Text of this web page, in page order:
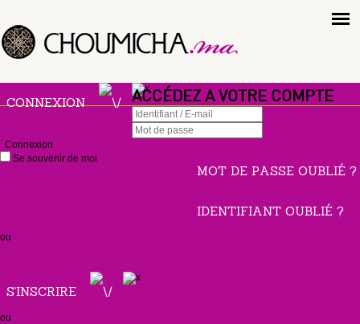
CONNEXION ACCÉDEZ A VOTRE COMPTE
Connexion
Se souvenir de moi
MOT DE PASSE OUBLIÉ ?
IDENTIFIANT OUBLIÉ ?
ou
S'INSCRIRE
ou